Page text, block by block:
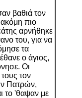
βαθιά τον
πιο
αρνήθηκε
του, για να
τα
ο άγιος,
Οι
τους τον
Πατρών,
το 'θαψαν με